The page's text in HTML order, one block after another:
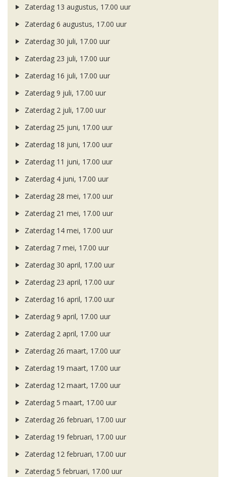
Zaterdag 13 augustus, 17.00 uur
Zaterdag 6 augustus, 17.00 uur
Zaterdag 30 juli, 17.00 uur
Zaterdag 23 juli, 17.00 uur
Zaterdag 16 juli, 17.00 uur
Zaterdag 9 juli, 17.00 uur
Zaterdag 2 juli, 17.00 uur
Zaterdag 25 juni, 17.00 uur
Zaterdag 18 juni, 17.00 uur
Zaterdag 11 juni, 17.00 uur
Zaterdag 4 juni, 17.00 uur
Zaterdag 28 mei, 17.00 uur
Zaterdag 21 mei, 17.00 uur
Zaterdag 14 mei, 17.00 uur
Zaterdag 7 mei, 17.00 uur
Zaterdag 30 april, 17.00 uur
Zaterdag 23 april, 17.00 uur
Zaterdag 16 april, 17.00 uur
Zaterdag 9 april, 17.00 uur
Zaterdag 2 april, 17.00 uur
Zaterdag 26 maart, 17.00 uur
Zaterdag 19 maart, 17.00 uur
Zaterdag 12 maart, 17.00 uur
Zaterdag 5 maart, 17.00 uur
Zaterdag 26 februari, 17.00 uur
Zaterdag 19 februari, 17.00 uur
Zaterdag 12 februari, 17.00 uur
Zaterdag 5 februari, 17.00 uur